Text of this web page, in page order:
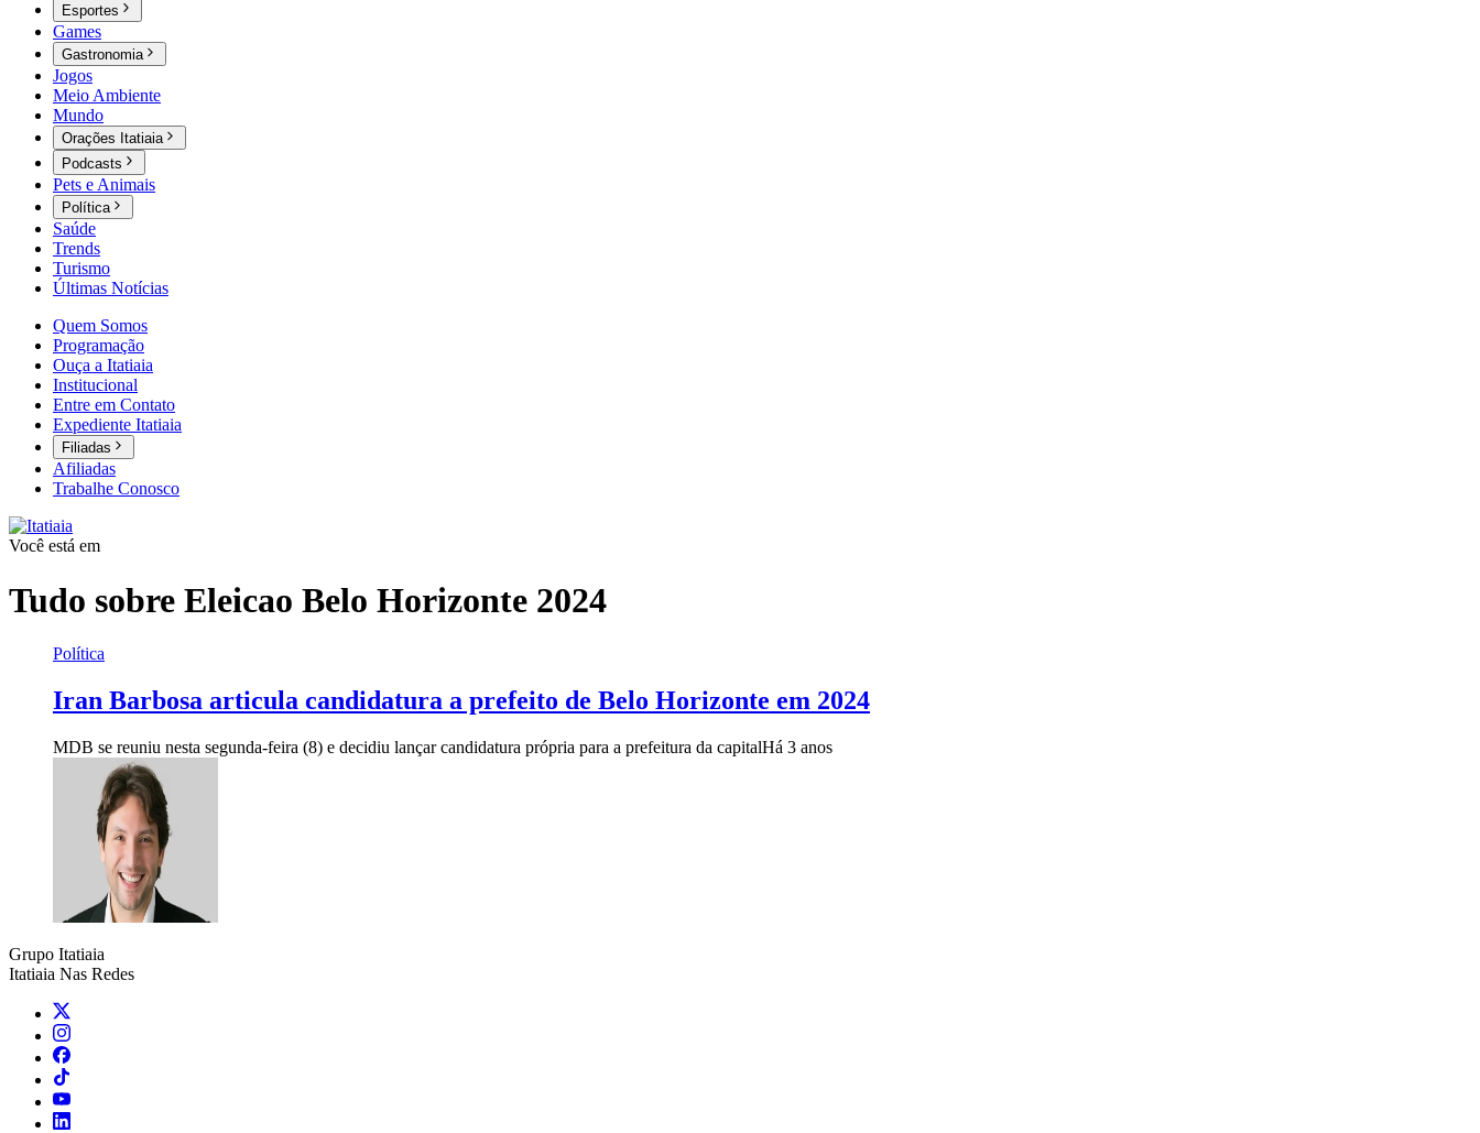
Esportes
Games
Gastronomia
Jogos
Meio Ambiente
Mundo
Orações Itatiaia
Podcasts
Pets e Animais
Política
Saúde
Trends
Turismo
Últimas Notícias
Quem Somos
Programação
Ouça a Itatiaia
Institucional
Entre em Contato
Expediente Itatiaia
Filiadas
Afiliadas
Trabalhe Conosco
Você está em
Tudo sobre Eleicao Belo Horizonte 2024
Política
Iran Barbosa articula candidatura a prefeito de Belo Horizonte em 2024
MDB se reuniu nesta segunda-feira (8) e decidiu lançar candidatura própria para a prefeitura da capitalHá 3 anos
Grupo Itatiaia
Itatiaia Nas Redes